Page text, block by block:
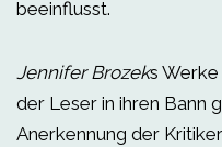
beeinflusst.
Jennifer Brozeks Werke
der Leser in ihren Bann
Anerkennung der